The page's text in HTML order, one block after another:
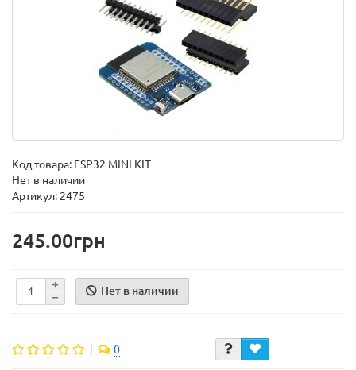
Код товара: ESP32 MINI KIT
Нет в наличии
Артикул: 2475
245.00грн
Нет в наличии
0